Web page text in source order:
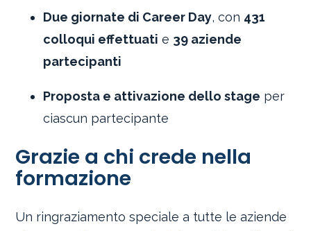
Due giornate di Career Day, con 431
colloqui effettuati e 39 aziende
partecipanti
Proposta e attivazione dello stage per
ciascun partecipante
Grazie a chi crede nella
formazione
Un ringraziamento speciale a tutte le aziende